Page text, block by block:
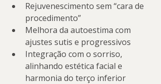
Rejuvenescimento sem “cara de
procedimento”
Melhora da autoestima com
ajustes sutis e progressivos
Integração com o sorriso,
alinhando estética facial e
harmonia do terço inferior